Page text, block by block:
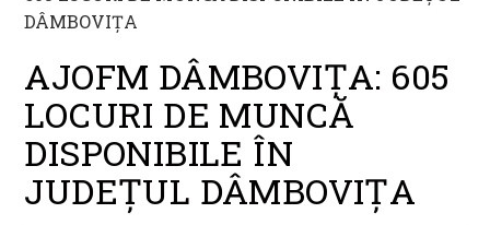
AJOFM DÂMBOVIȚA: 605
LOCURI DE MUNCĂ
DISPONIBILE ÎN
JUDEȚUL DÂMBOVIȚA